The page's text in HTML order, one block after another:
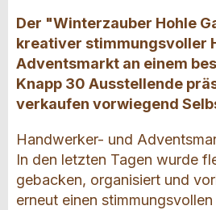
Der "Winterzauber Hohle
kreativer stimmungsvoller
Adventsmarkt an einem
Knapp 30 Ausstellende
verkaufen vorwiegend
Handwerker- und
In den letzten Tagen wurde
gebacken, organisiert und
erneut einen